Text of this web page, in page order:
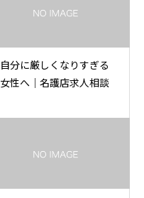
自分に厳しくなりすぎる
女性へ｜名護店求人相談